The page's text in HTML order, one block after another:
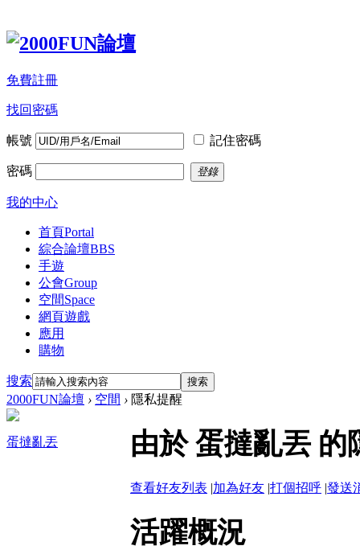
免費註冊
找回密碼
帳號 記住密碼
密碼 登錄
我的中心
首頁Portal
綜合論壇BBS
手遊
公會Group
空間Space
網頁遊戲
應用
購物
搜索 搜索
2000FUN論壇 › 空間 › 隱私提醒
蛋撻亂丟 由於 蛋撻亂丟
查看好友列表 |加為好友 |打個招呼 |發送
活躍概況